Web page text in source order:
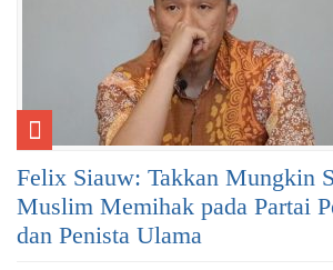
Felix Siauw: Takkan Mungkin
Muslim Memihak pada Partai
dan Penista Ulama